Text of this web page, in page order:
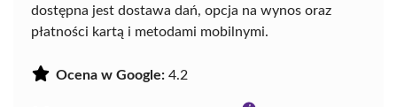
dostępna jest dostawa dań, opcja na wynos oraz
płatności kartą i metodami mobilnymi.
Ocena w Google: 4.2